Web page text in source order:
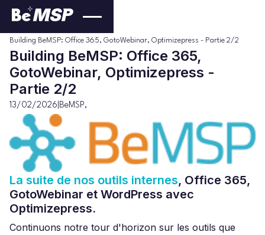
Building BeMSP: Office 365, GotoWebinar, Optimizepress - Partie 2/2
Building BeMSP: Office 365,
GotoWebinar, Optimizepress -
Partie 2/2
13/02/2026 BeMSP,
La suite de nos outils internes, Office 365,
GotoWebinar et WordPress avec
Optimizepress.
Continuons notre tour d'horizon sur les outils que